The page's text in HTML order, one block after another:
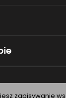
zapisywanie